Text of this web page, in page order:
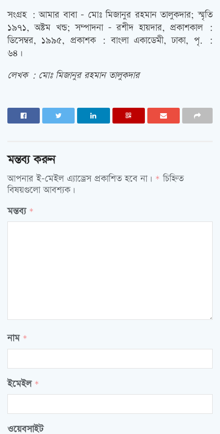
সংগ্রহ : আমার বাবা – মোঃ মিজানুর রহমান তালুকদার; স্মৃতি
১৯৭১, অষ্টম খন্ড; সম্পাদনা – রশীদ হায়দার, প্রকাশকাল :
ডিসেম্বর, ১৯৯৫, প্রকাশক : বাংলা একাডেমী, ঢাকা, পৃ. :
৬৪।
লেখক : মোঃ মিজানুর রহমান তালুকদার
মন্তব্য করুন
আপনার ই-মেইল এ্যাড্রেস প্রকাশিত হবে না। * চিহ্নিত
বিষয়গুলো আবশ্যক।
মন্তব্য *
নাম *
ইমেইল *
ওয়েবসাইট